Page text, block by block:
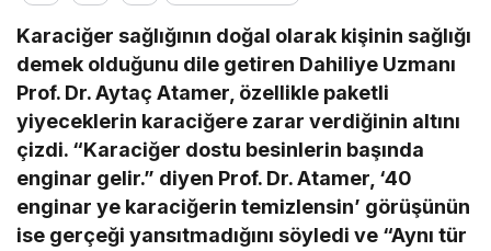
Karaciğer sağlığının doğal olarak kişinin sağlığı
demek olduğunu dile getiren Dahiliye Uzmanı
Prof. Dr. Aytaç Atamer, özellikle paketli
yiyeceklerin karaciğere zarar verdiğinin altını
çizdi. “Karaciğer dostu besinlerin başında
enginar gelir.” diyen Prof. Dr. Atamer, ‘40
enginar ye karaciğerin temizlensin’ görüşünün
ise gerçeği yansıtmadığını söyledi ve “Aynı tür